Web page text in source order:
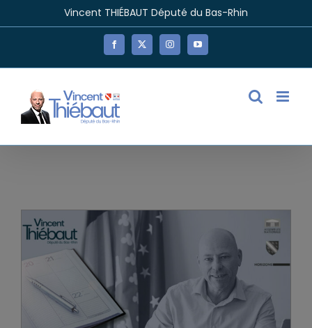
Vincent THIÉBAUT Député du Bas-Rhin
Facebook
X InstagramYouTube